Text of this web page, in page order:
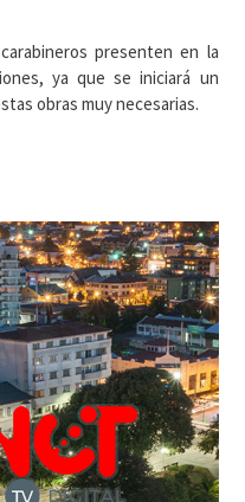
presenten en la
ya que se iniciará un
obras muy necesarias.